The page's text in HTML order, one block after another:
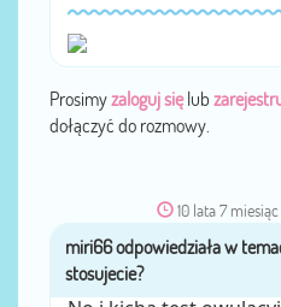
Prosimyzaloguj sięlub
dołączyć do rozmowy.
10 lata 7
przez